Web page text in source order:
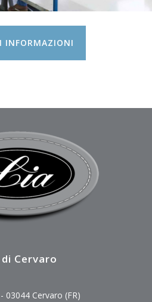
INFORMAZIONI
Cervaro
03044 Cervaro (FR)